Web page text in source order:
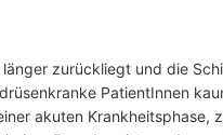
zurückliegt und die
PatientInnen
akuten Krankheitsphase,